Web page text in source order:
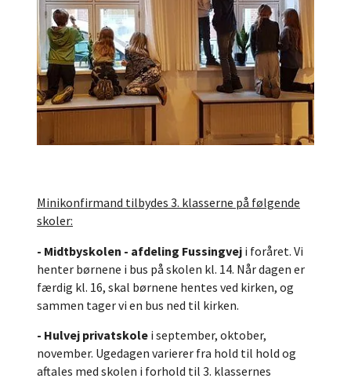
Minikonfirmand tilbydes 3. klasserne på følgende
skoler:
- Midtbyskolen - afdeling Fussingvej i foråret. Vi
henter børnene i bus på skolen kl. 14. Når dagen er
færdig kl. 16, skal børnene hentes ved kirken, og
sammen tager vi en bus ned til kirken.
- Hulvej privatskole i september, oktober,
november. Ugedagen varierer fra hold til hold og
aftales med skolen i forhold til 3. klassernes